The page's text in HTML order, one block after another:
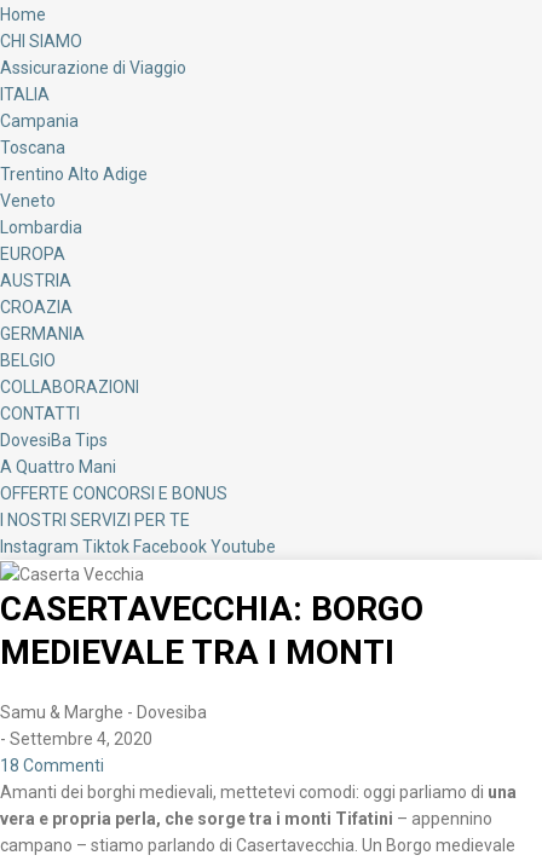
Home
CHI SIAMO
Assicurazione di Viaggio
ITALIA
Campania
Toscana
Trentino Alto Adige
Veneto
Lombardia
EUROPA
AUSTRIA
CROAZIA
GERMANIA
BELGIO
COLLABORAZIONI
CONTATTI
DovesiBa Tips
A Quattro Mani
OFFERTE CONCORSI E BONUS
I NOSTRI SERVIZI PER TE
Instagram Tiktok FacebookYoutube
CASERTAVECCHIA: BORGO
MEDIEVALE TRA I MONTI
Samu & Marghe - Dovesiba
- Settembre 4, 2020
18 Commenti
Amanti dei borghi medievali, mettetevi comodi: oggi parliamo di una
vera e propria perla, che sorge tra i monti Tifatini – appennino
campano – stiamo parlando di Casertavecchia. Un Borgo medievale